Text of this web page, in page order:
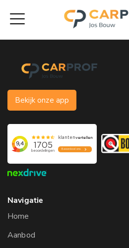
Bekijk onze app
Navigatie
Home
Aanbod